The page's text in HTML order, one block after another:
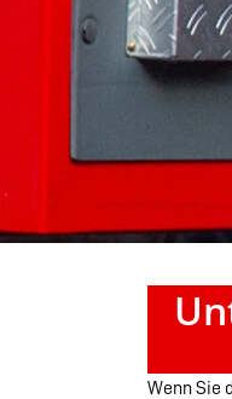
Wenn Sie